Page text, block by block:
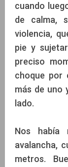
cuando
de calma,
violencia,
pie y
preciso
choque por
más de uno
lado.
Nos había
avalancha,
metros.